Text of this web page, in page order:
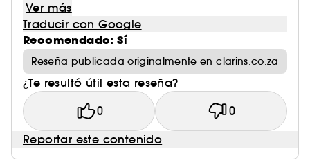
Ver más
Traducir con Google
Recomendado: Sí
Reseña publicada originalmente en clarins.co.za
¿Te resultó útil esta reseña?
0 0
Reportar este contenido